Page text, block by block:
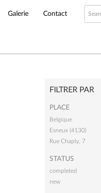
Galerie Contact
FILTRER PAR
PLACE
Belgique
Esneux (4130)
Rue Chaply, 7
STATUS
completed
new